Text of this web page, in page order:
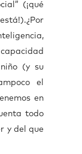
(¡qué
(y su
el
en
todo
y del que